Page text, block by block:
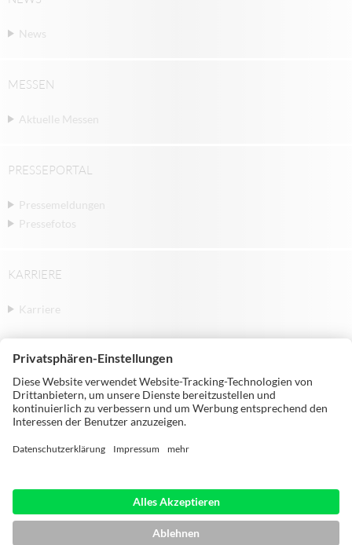
News
MESSEN
Aktuelle Messen
PRESSEPORTAL
Pressemeldungen
Pressefotos
KARRIERE
Karriere
97941 Tauberbischofsheim | Germany |
Telephone: +49 9341 860